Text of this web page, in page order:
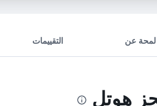
لمحة عن التقييمات
هوتل